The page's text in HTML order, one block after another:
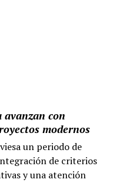
con
modernos
un periodo de
de criterios
y una atención